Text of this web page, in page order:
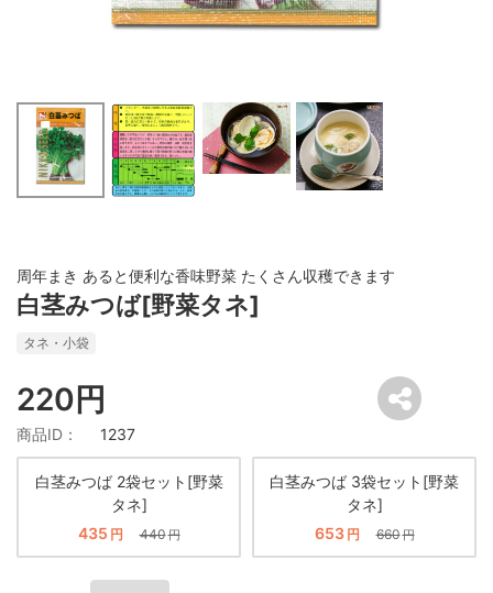
周年まき あると便利な香味野菜 たくさん収穫できます
白茎みつば[野菜タネ]
タネ・小袋
220円
商品ID： 1237
白茎みつば 2袋セット[野菜
タネ]
435 円 440円
白茎みつば 3袋セット[野菜
タネ]
653 円 660円